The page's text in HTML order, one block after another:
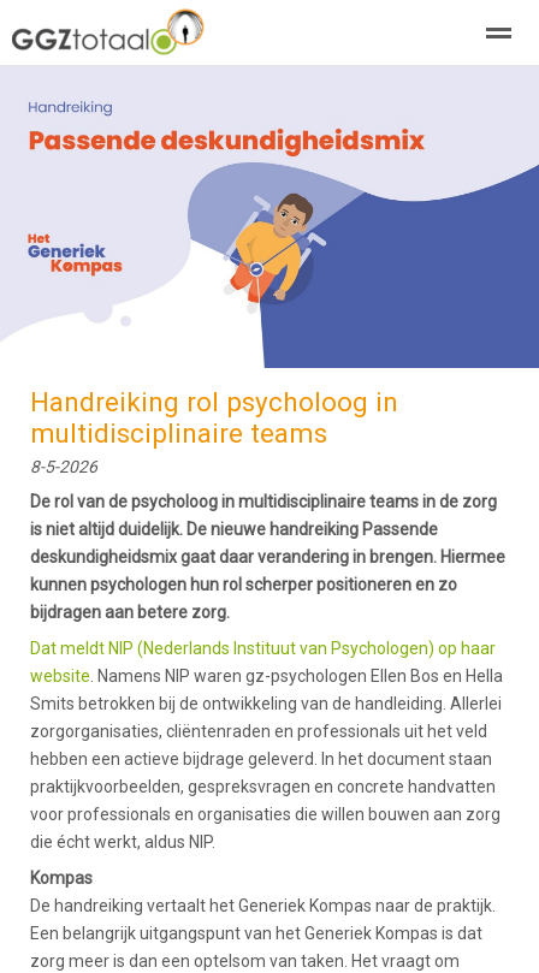
over GGZTotaal
Nieuws Zoeken
Handreiking rol psycholoog in
multidisciplinaire teams
8-5-2026
De rol van de psycholoog in multidisciplinaire teams in de zorg
is niet altijd duidelijk. De nieuwe handreiking Passende
deskundigheidsmix gaat daar verandering in brengen. Hiermee
kunnen psychologen hun rol scherper positioneren en zo
bijdragen aan betere zorg.
Dat meldt NIP (Nederlands Instituut van Psychologen) op haar
website . Namens NIP waren gz-psychologen Ellen Bos en Hella
Smits betrokken bij de ontwikkeling van de handleiding. Allerlei
zorgorganisaties, cliëntenraden en professionals uit het veld
hebben een actieve bijdrage geleverd. In het document staan
praktijkvoorbeelden, gespreksvragen en concrete handvatten
voor professionals en organisaties die willen bouwen aan zorg
die écht werkt, aldus NIP.
Kompas
De handreiking vertaalt het Generiek Kompas naar de praktijk.
Een belangrijk uitgangspunt van het Generiek Kompas is dat
zorg meer is dan een optelsom van taken. Het vraagt om